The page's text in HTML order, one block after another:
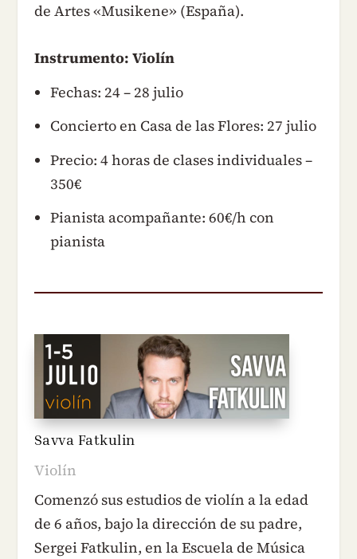
de Artes «Musikene» (España).
Instrumento: Violín
Fechas: 24 – 28 julio
Concierto en Casa de las Flores: 27 julio
Precio: 4 horas de clases individuales –
350€
Pianista acompañante: 60€/h con
pianista
Savva Fatkulin
Violín
Comenzó sus estudios de violín a la edad
de 6 años, bajo la dirección de su padre,
Sergei Fatkulin, en la Escuela de Música